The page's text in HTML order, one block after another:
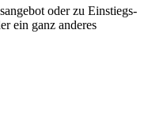
oder zu Einstiegs-
ein ganz anderes